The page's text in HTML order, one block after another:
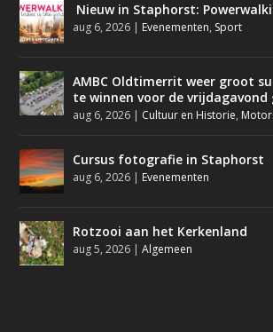
Nieuw in Staphorst:
aug 6, 2026 | Evenementen, Sport
AMBC Oldtimerrit weer groot
te winnen voor de vrijdagavond
aug 6, 2026 | Cultuur en Historie,
Cursus fotografie in Staphorst
aug 6, 2026 | Evenementen
Rotzooi aan het Kerkenland
aug 5, 2026 |Algemeen